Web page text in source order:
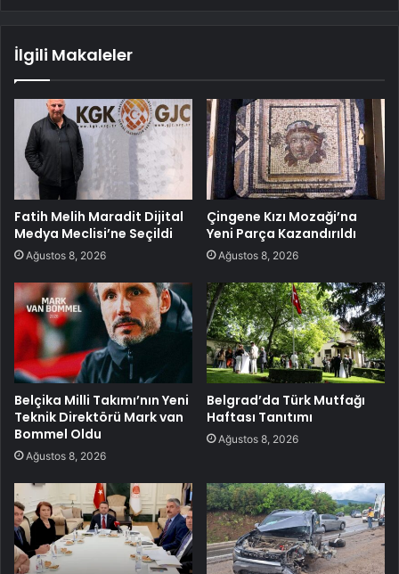
İlgili Makaleler
Fatih Melih Maradit Dijital
Medya Meclisi’ne Seçildi
Ağustos 8, 2026
Çingene Kızı Mozaği’na
Yeni Parça Kazandırıldı
Ağustos 8, 2026
Belçika Milli Takımı’nın Yeni
Teknik Direktörü Mark van
Bommel Oldu
Ağustos 8, 2026
Belgrad’da Türk Mutfağı
Haftası Tanıtımı
Ağustos 8, 2026